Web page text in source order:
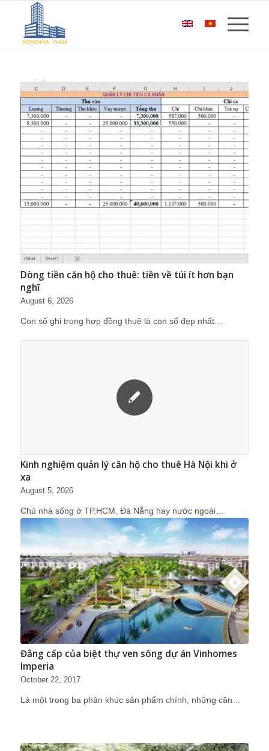
Dòng tiền căn hộ cho thuê: tiền về túi ít hơn bạn
nghĩ
August 6, 2026
Con số ghi trong hợp đồng thuê là con số đẹp nhất…
Kinh nghiệm quản lý căn hộ cho thuê Hà Nội khi ở
xa
August 5, 2026
Chủ nhà sống ở TP.HCM, Đà Nẵng hay nước ngoài…
Đẳng cấp của biệt thự ven sông dự án Vinhomes
Imperia
October 22, 2017
Là một trong ba phân khúc sản phẩm chính, những căn…